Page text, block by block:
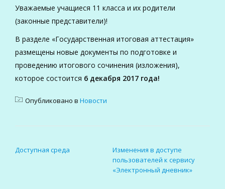
Уважаемые учащиеся 11 класса и их родители
(законные представители)!
В разделе «Государственная итоговая аттестация»
размещены новые документы по подготовке и
проведению итогового сочинения (изложения),
которое состоится 6 декабря 2017 года!
Опубликовано в Новости
Доступная среда
Изменения в доступе
пользователей к сервису
«Электронный дневник»